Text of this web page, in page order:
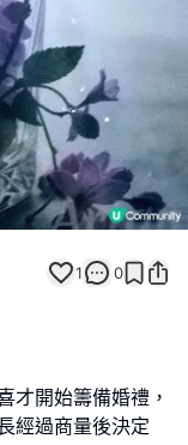
1 0
才開始籌備婚禮，
經過商量後決定